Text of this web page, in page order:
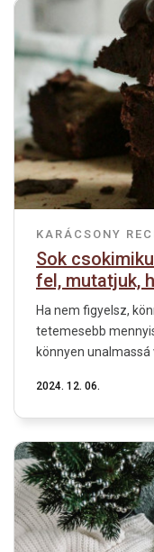
KARÁCSONY
Sok
fel, mutatjuk,
Ha nem figyelsz,
tetemesebb
könnyen unalmassá
2024. 12. 06.